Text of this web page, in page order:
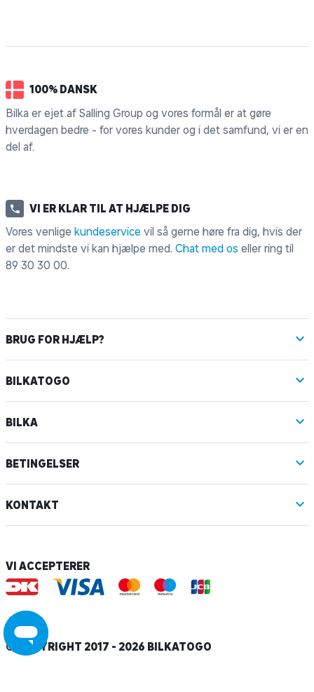
100% DANSK
Bilka er ejet af Salling Group og vores formål er at gøre
hverdagen bedre - for vores kunder og i det samfund, vi er en
del af.
VI ER KLAR TIL AT HJÆLPE DIG
Vores venlige kundeservice vil så gerne høre fra dig, hvis der
er det mindste vi kan hjælpe med. Chat med os eller ring til
89 30 30 00.
BRUG FOR HJÆLP?
BILKATOGO
BILKA
BETINGELSER
KONTAKT
VI ACCEPTERER
© COPYRIGHT 2017 - 2026 BILKATOGO